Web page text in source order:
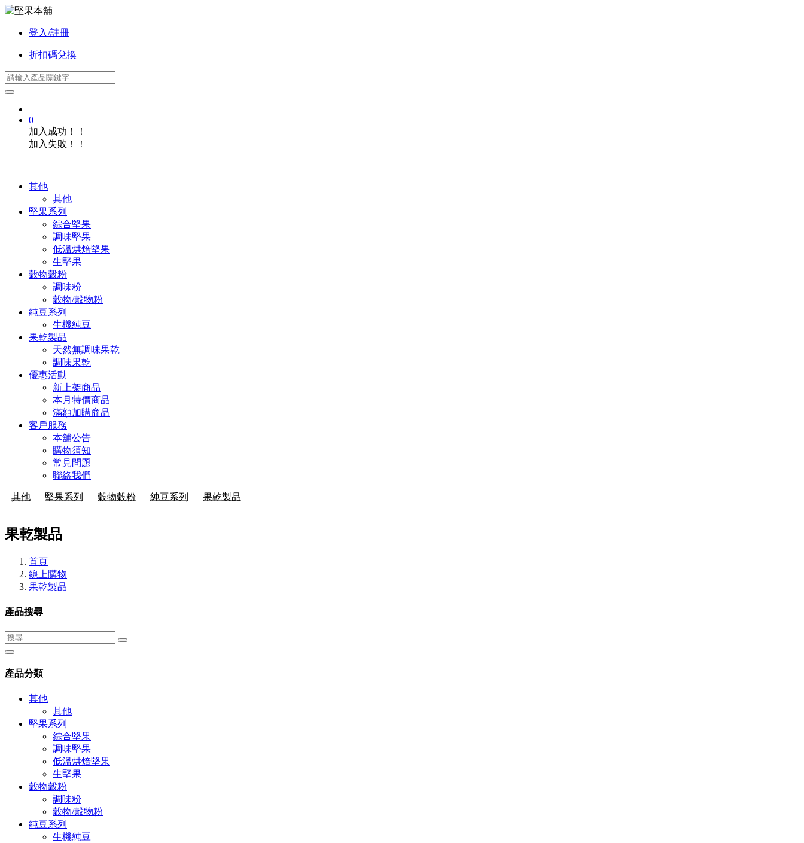
登入/註冊
折扣碼兌換
0
加入成功！！
加入失敗！！
其他
其他
堅果系列
綜合堅果
調味堅果
低溫烘焙堅果
生堅果
穀物穀粉
調味粉
穀物/穀物粉
純豆系列
生機純豆
果乾製品
天然無調味果乾
調味果乾
優惠活動
新上架商品
本月特價商品
滿額加購商品
客戶服務
本舖公告
購物須知
常見問題
聯絡我們
其他 堅果系列 穀物穀粉 純豆系列 果乾製品
果乾製品
首頁
線上購物
果乾製品
產品搜尋
產品分類
其他
其他
堅果系列
綜合堅果
調味堅果
低溫烘焙堅果
生堅果
穀物穀粉
調味粉
穀物/穀物粉
純豆系列
生機純豆